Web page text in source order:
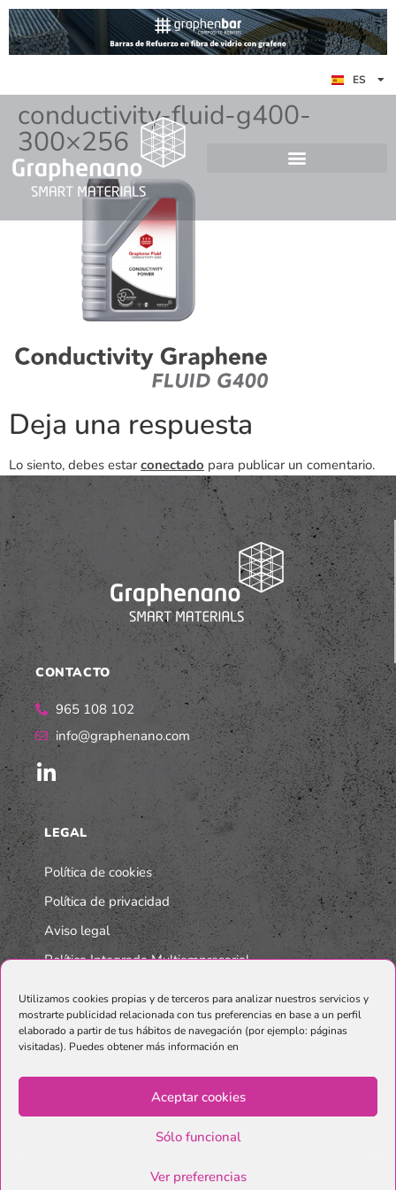
Utilizamos cookies propias y de terceros para analizar nuestros servicios y
mostrarte publicidad relacionada con tus preferencias en base a un perfil
elaborado a partir de tus hábitos de navegación (por ejemplo: páginas
visitadas). Puedes obtener más información en
Aceptar cookies
Sólo funcional
Ver preferencias
ES
EN
DE
conductivity-fluid-g400-
300×256
Deja una respuesta
Lo siento, debes estar conectado para publicar un comentario.
CONTACTO
965 108 102
info@graphenano.com
LEGAL
Política de cookies
Política de privacidad
Aviso legal
Política Integrada Multiempresarial
Graphenano.